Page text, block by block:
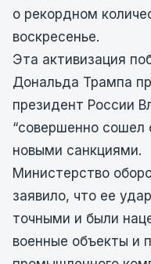
о рекордном
воскресенье.
Эта активизация
Дональда Трампа
президент России
“совершенно сошел
новыми санкциями.
Министерство
заявило, что ее
точными и были
военные объекты и